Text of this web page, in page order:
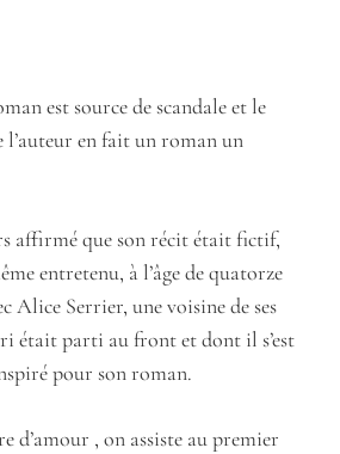
est source de scandale et le
l’auteur en fait un roman un
affirmé que son récit était fictif,
entretenu, à l’âge de quatorze
Alice Serrier, une voisine de ses
était parti au front et dont il s’est
pour son roman.
d’amour , on assiste au premier